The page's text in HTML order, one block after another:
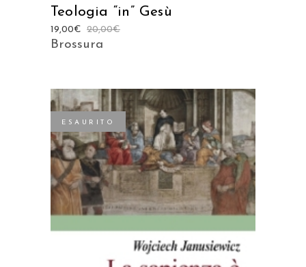
Teologia “in” Gesù
20,00€
19,00€
Brossura
ESAURITO
LEGGI TUTTO